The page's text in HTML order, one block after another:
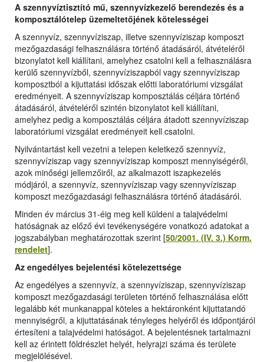
A szennyvíztisztító mű, szennyvízkezelő berendezés és a
komposztálótelep üzemeltetőjének kötelességei
A szennyvíz, szennyvíziszap, illetve szennyvíziszap komposzt
mezőgazdasági felhasználásra történő átadásáról, átvételéről
bizonylatot kell kiállítani, amelyhez csatolni kell a felhasználásra
kerülő szennyvízből, szennyvíziszapból vagy szennyvíziszap
komposztból a kijuttatási időszak előtti laboratóriumi vizsgálat
eredményeit. A szennyvíziszap komposztálás céljára történő
átadásáról, átvételéről szintén bizonylatot kell kiállítani,
amelyhez pedig a komposztálás céljára átadott szennyvíziszap
laboratóriumi vizsgálat eredményeit kell csatolni.
Nyilvántartást kell vezetni a telepen keletkező szennyvíz,
szennyvíziszap vagy szennyvíziszap komposzt mennyiségéről,
azok minőségi jellemzőiről, az alkalmazott iszapkezelés
módjáról, a szennyvíz, szennyvíziszap vagy szennyvíziszap
komposzt mezőgazdasági felhasználásra történő átadásáról.
Minden év március 31-éig meg kell küldeni a talajvédelmi
hatóságnak az előző évi tevékenységére vonatkozó adatokat a
jogszabályban meghatározottak szerint [50/2001. (IV. 3.) Korm.
rendelet].
Az engedélyes bejelentési kötelezettsége
Az engedélyes a szennyvíz, a szennyvíziszap, szennyvíziszap
komposzt mezőgazdasági területen történő felhasználása előtt
legalább két munkanappal köteles a hektáronként kijuttatandó
mennyiségről, a kijuttatásának tényleges helyéről és időpontjáról
értesíteni a talajvédelmi hatóságot. A bejelentésnek tartalmazni
kell az érintett földrészlet helyét, helyrajzi száma és területe
megjelölésével.